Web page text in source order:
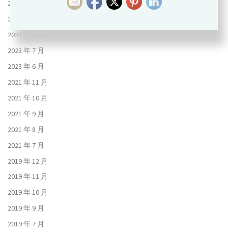
2023 年 10 月
2023 年 9 月
2023 年 8 月
2023 年 7 月
2023 年 6 月
2021 年 11 月
2021 年 10 月
2021 年 9 月
2021 年 8 月
2021 年 7 月
2019 年 12 月
2019 年 11 月
2019 年 10 月
2019 年 9 月
2019 年 7 月